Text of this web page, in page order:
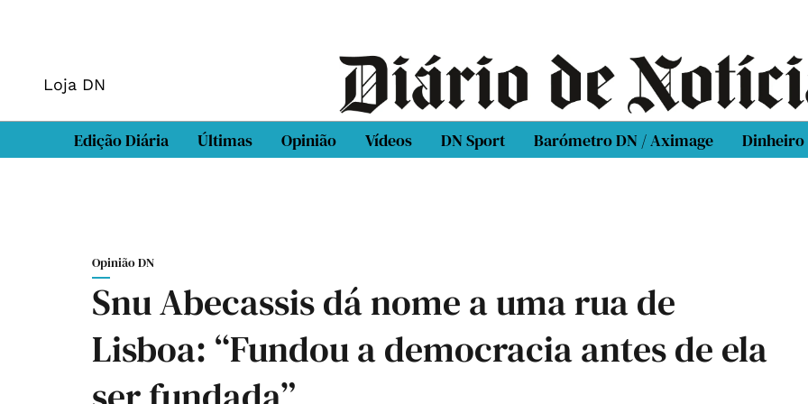
Loja DN
Edição Diária Últimas Opinião Vídeos DN Sport Barómetro DN / Aximage Dinheiro
Opinião DN
Snu Abecassis dá nome a uma rua de
Lisboa: “Fundou a democracia antes de ela